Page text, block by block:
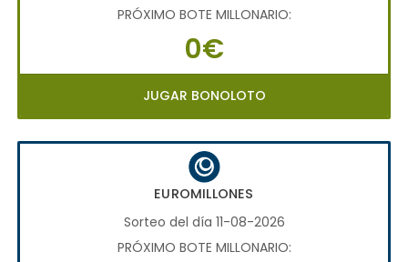
PRÓXIMO BOTE MILLONARIO:
0€
JUGAR BONOLOTO
EUROMILLONES
Sorteo del día 11-08-2026
PRÓXIMO BOTE MILLONARIO: